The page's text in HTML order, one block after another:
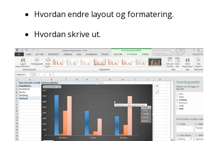
Hvordan endre layout og formatering.
Hvordan skrive ut.